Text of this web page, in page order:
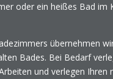
oder ein heißes Bad im
übernehmen
Bades. Bei Bedarf
und verlegen Ihren